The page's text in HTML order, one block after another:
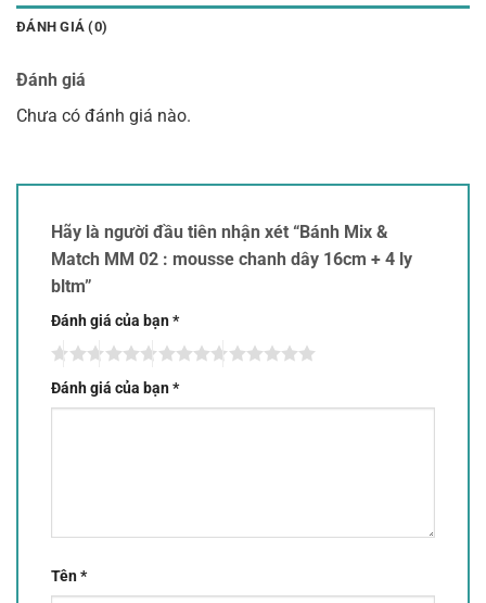
ĐÁNH GIÁ (0)
Đánh giá
Chưa có đánh giá nào.
Hãy là người đầu tiên nhận xét “Bánh Mix &
Match MM 02 : mousse chanh dây 16cm + 4 ly
bltm”
Đánh giá của bạn*
Đánh giá của bạn*
Tên*